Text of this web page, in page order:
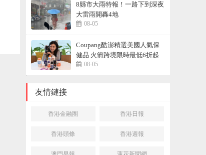
8縣市大雨特報！一路下到深夜
大雷雨開轟4地
08-05
Coupang酷澎精選美國人氣保
健品 火箭跨境限時最低6折起
08-05
友情鏈接
香港金融圈 香港日報
香港頭條 香港週報